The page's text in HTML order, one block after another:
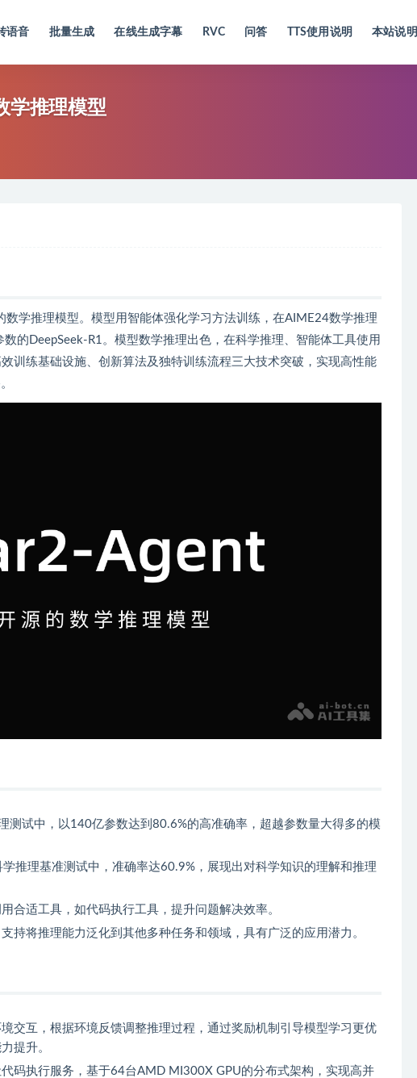
语音 批量生成 在线生成字幕 RVC 问答 TTS使用说明 本站说明
学推理模型
学推理模型。模型用智能体强化学习方法训练，在AIME24数学推理
的DeepSeek-R1。模型数学推理出色，在科学推理、智能体工具使用
训练基础设施、创新算法及独特训练流程三大技术突破，实现高性能
测试中，以140亿参数达到80.6%的高准确率，超越参数量大得多的模
学推理基准测试中，准确率达60.9%，展现出对科学知识的理解和推理
合适工具，如代码执行工具，提升问题解决效率。
持将推理能力泛化到其他多种任务和领域，具有广泛的应用潜力。
境交互，根据环境反馈调整推理过程，通过奖励机制引导模型学习更优
提升。
码执行服务，基于64台AMD MI300X GPU的分布式架构，实现高并